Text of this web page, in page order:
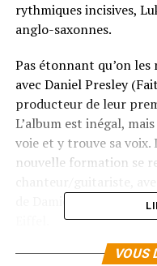
rythmiques incisives,
anglo-saxonnes.
Pas étonnant qu’on les
avec Daniel Presley
producteur de leur
L’album est inégal,
voie et y trouve sa
nouvelle formation se
de Damien Lefèvre,
Le niveau soniqueVOUS